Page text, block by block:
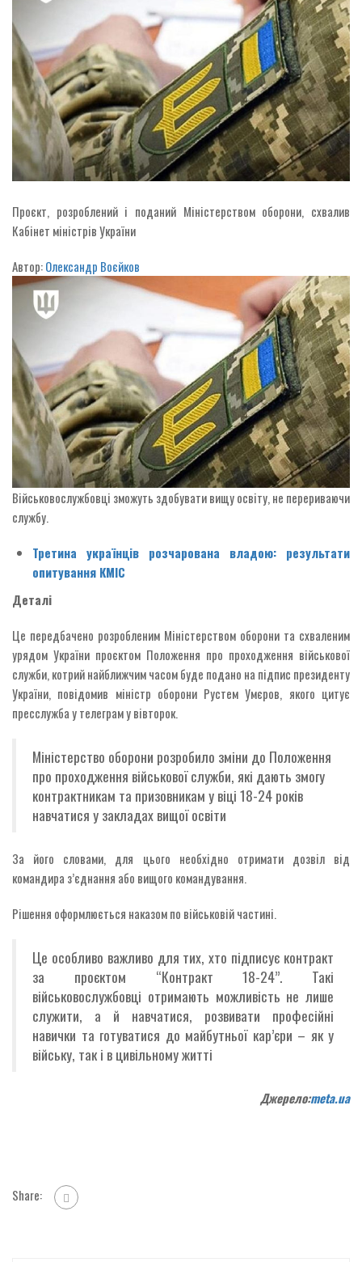
Проєкт, розроблений і поданий Міністерством оборони, схвалив
Кабінет міністрів України
Автор:Олександр Воєйков
Військовослужбовці зможуть здобувати вищу освіту, не перериваючи
службу.
Третина українців розчарована владою: результати
опитування КМІС
Деталі
Це передбачено розробленим Міністерством оборони та схваленим
урядом України проєктом Положення про проходження військової
служби, котрий найближчим часом буде подано на підпис президенту
України, повідомив міністр оборони Рустем Умєров, якого цитує
пресслужба у телеграм у вівторок.
Міністерство оборони розробило зміни до Положення
про проходження військової служби, які дають змогу
контрактникам та призовникам у віці 18-24 років
навчатися у закладах вищої освіти
За його словами, для цього необхідно отримати дозвіл від
командира з’єднання або вищого командування.
Рішення оформлюється наказом по військовій частині.
Це особливо важливо для тих, хто підписує контракт
за проєктом “Контракт 18-24”. Такі
військовослужбовці отримають можливість не лише
служити, а й навчатися, розвивати професійні
навички та готуватися до майбутньої кар’єри – як у
війську, так і в цивільному житті
Джерело:meta.ua
Share: